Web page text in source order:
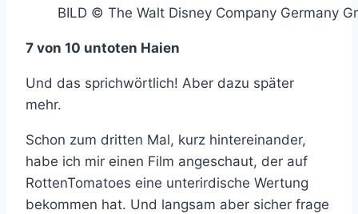
BILD © The Walt Disney Company Germany
7 von 10 untoten Haien
Und das sprichwörtlich! Aber dazu später
mehr.
Schon zum dritten Mal, kurz hintereinander,
habe ich mir einen Film angeschaut, der auf
RottenTomatoes eine unterirdische Wertung
bekommen hat. Und langsam aber sicher frage